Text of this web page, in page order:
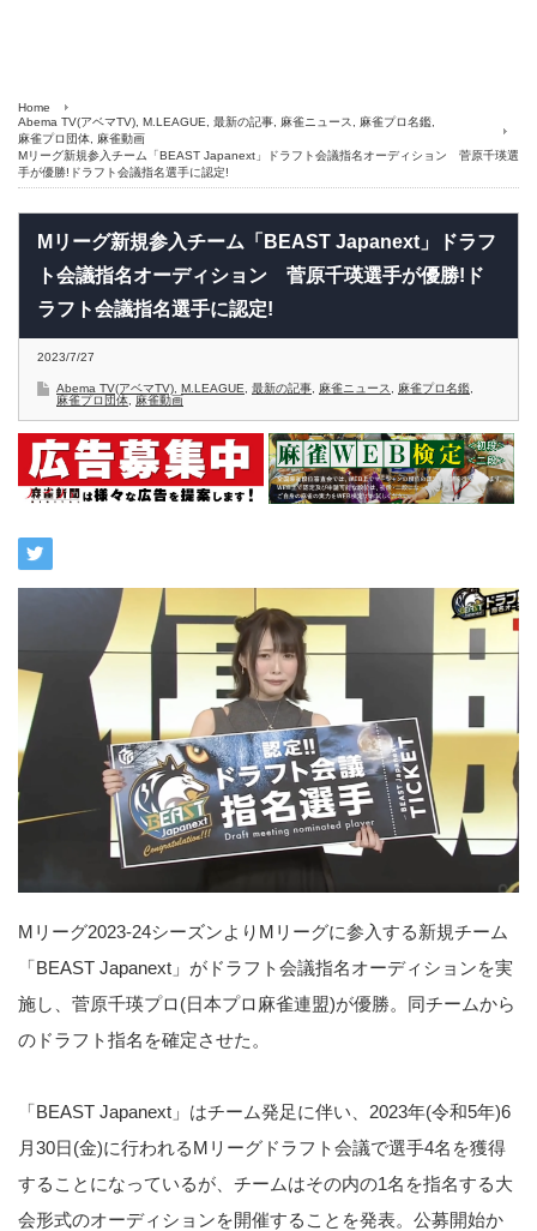
Home
Abema TV(アベマTV) M.LEAGUE 最新の記事 麻雀ニュース 麻雀プロ名鑑
麻雀プロ団体
麻雀動画
Mリーグ新規参入チーム「BEAST Japanext」ドラフト会議指名オーディション 菅原千瑛選
手が優勝!ドラフト会議指名選手に認定!
Mリーグ新規参入チーム「BEAST Japanext」ドラフ
ト会議指名オーディション 菅原千瑛選手が優勝!ド
ラフト会議指名選手に認定!
2023/7/27
Abema TV(アベマTV) M.LEAGUE 最新の記事 麻雀ニュース 麻雀プロ名鑑
麻雀プロ団体
麻雀動画
Mリーグ2023‐24シーズンよりMリーグに参入する新規チーム
「BEAST Japanext」がドラフト会議指名オーディションを実
施し、菅原千瑛プロ(日本プロ麻雀連盟)が優勝。同チームから
のドラフト指名を確定させた。
「BEAST Japanext」はチーム発足に伴い、2023年(令和5年)6
月30日(金)に行われるMリーグドラフト会議で選手4名を獲得
することになっているが、チームはその内の1名を指名する大
会形式のオーディションを開催することを発表。公募開始か